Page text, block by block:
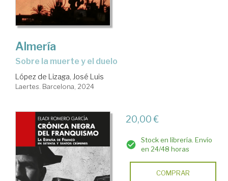
Almería
Sobre la muerte y el duelo
López de Lizaga, José Luis
Laertes. Barcelona, 2024
20,00 €
Stock en librería. Envío
en 24/48 horas
COMPRAR